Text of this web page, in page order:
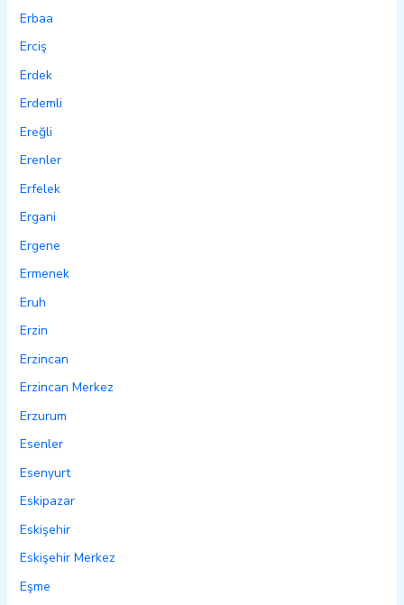
Erbaa
Erciş
Erdek
Erdemli
Ereğli
Erenler
Erfelek
Ergani
Ergene
Ermenek
Eruh
Erzin
Erzincan
Erzincan Merkez
Erzurum
Esenler
Esenyurt
Eskipazar
Eskişehir
Eskişehir Merkez
Eşme